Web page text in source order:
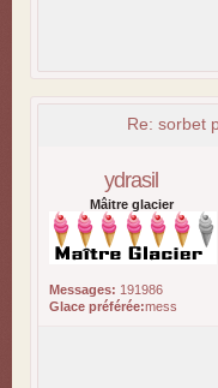
Re: sorbet
ydrasil
Mâitre glacier
Messages: 191986
Glace préférée:mess